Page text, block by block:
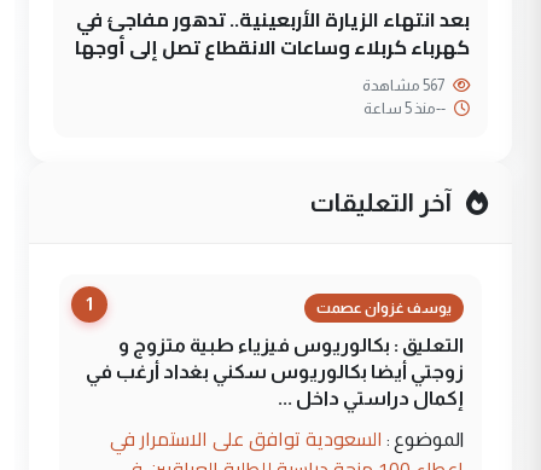
بعد انتهاء الزيارة الأربعينية.. تدهور مفاجئ في
كهرباء كربلاء وساعات الانقطاع تصل إلى أوجها
--منذ 5 ساعة
آخر التعليقات
1 يوسف غزوان عصمت
التعليق : بكالوريوس فيزياء طبية متزوج و
زوجتي أيضا بكالوريوس سكني بغداد أرغب في
إكمال دراستي داخل ...
الموضوع : السعودية توافق على الاستمرار في